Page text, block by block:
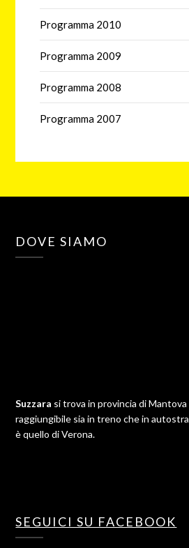
Programma 2010
Programma 2009
Programma 2008
Programma 2007
DOVE SIAMO
Suzzara si trova in provincia di
raggiungibile sia in treno che in
è quello di Verona.
SEGUICI SU FACEBOOK